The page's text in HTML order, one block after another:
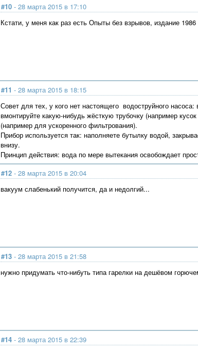
#10- 28 марта 2015 в 17:10
Кстати, у меня как раз есть Опыты без взрывов, издание 1986
#11 - 28 марта 2015 в 18:15
Совет для тех, у кого нет настоящего водоструйного
вмонтируйте какую-нибудь жёсткую трубочку (например
(например для ускоренного фильтрования).
Прибор используется так: наполняете бутылку водой,
внизу.
Принцип действия: вода по мере вытекания освобождает
#12- 28 марта 2015 в 20:04
вакуум слабенький получится, да и недолгий...
#13- 28 марта 2015 в 21:58
нужно придумать что-нибуть типа гарелки на дешёвом
#14- 28 марта 2015 в 22:39